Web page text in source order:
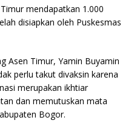
mendapatkan 1.000
disiapkan oleh Puskesmas
Asen Timur, Yamin Buyamin
perlu takut divaksin karena
merupakan ikhtiar
dan memutuskan mata
Bogor.